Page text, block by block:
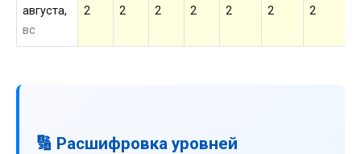
августа,
вс
2 2 2 2 2 2 2
🔢 Расшифровка уровней